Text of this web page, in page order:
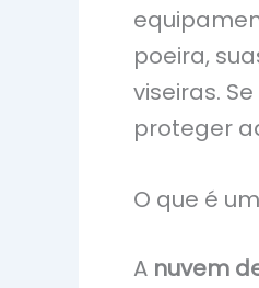
poeira,
viseiras.
proteger
O que é
A nuvem